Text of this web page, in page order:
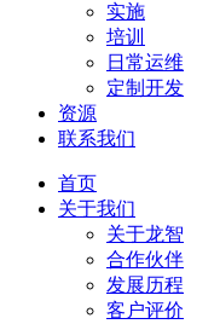
实施
培训
日常运维
定制开发
资源
联系我们
首页
关于我们
关于龙智
合作伙伴
发展历程
客户评价